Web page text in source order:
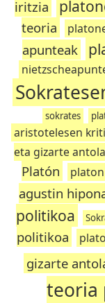
iritzia
teoria
apunteak
sokrates
aristotelesen
eta gizarte
Platón
agustin
politikoa
politikoa
gizarte
teoria